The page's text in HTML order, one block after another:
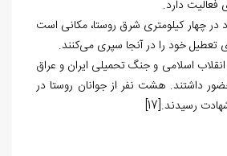
دارد.
در چهار کیلومتری شرق روستا، مکانی است
تعطیل خود را در آنجا سپری می‌کنند.
اسلامی و جنگ تحمیلی ایران و عراق
حضور داشتند. هشت نفر از جوانان روستا در
رسیدند.[17]